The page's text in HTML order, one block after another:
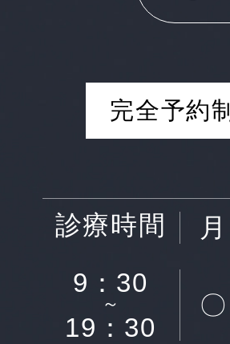
完全予約制
診療時間 月
9：30
～
19：30
〇